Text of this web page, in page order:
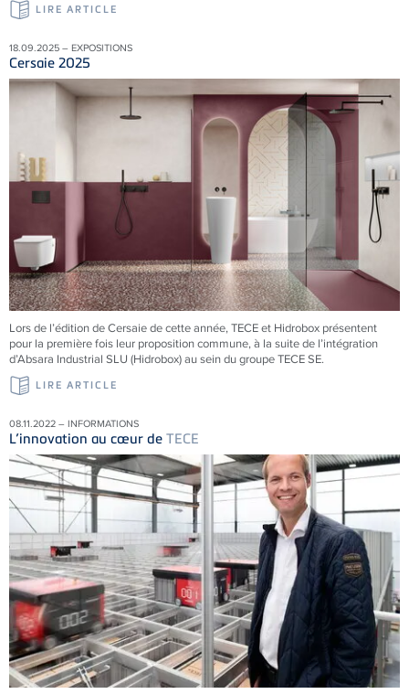
LIRE ARTICLE
18.09.2025 – EXPOSITIONS
Cersaie 2025
Lors de l’édition de Cersaie de cette année, TECE et Hidrobox présentent
pour la première fois leur proposition commune, à la suite de l’intégration
d’Absara Industrial SLU (Hidrobox) au sein du groupe TECE SE.
LIRE ARTICLE
08.11.2022 – INFORMATIONS
L’innovation au cœur de TECE